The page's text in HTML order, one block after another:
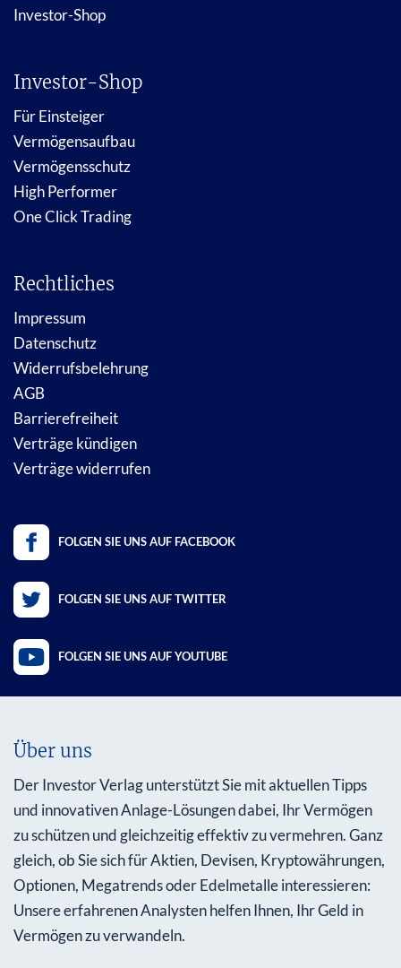
Investor-Shop
Investor-Shop
Für Einsteiger
Vermögensaufbau
Vermögensschutz
High Performer
One Click Trading
Rechtliches
Impressum
Datenschutz
Widerrufsbelehrung
AGB
Barrierefreiheit
Verträge kündigen
Verträge widerrufen
FOLGEN SIE UNS AUF FACEBOOK
FOLGEN SIE UNS AUF TWITTER
FOLGEN SIE UNS AUF YOUTUBE
Über uns
Der Investor Verlag unterstützt Sie mit aktuellen Tipps
und innovativen Anlage-Lösungen dabei, Ihr Vermögen
zu schützen und gleichzeitig effektiv zu vermehren. Ganz
gleich, ob Sie sich für Aktien, Devisen, Kryptowährungen,
Optionen, Megatrends oder Edelmetalle interessieren:
Unsere erfahrenen Analysten helfen Ihnen, Ihr Geld in
Vermögen zu verwandeln.